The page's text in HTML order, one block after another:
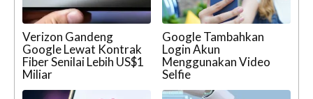
Verizon Gandeng
Google Lewat Kontrak
Fiber Senilai Lebih US$1
Miliar
Google Tambahkan
Login Akun
Menggunakan Video
Selfie